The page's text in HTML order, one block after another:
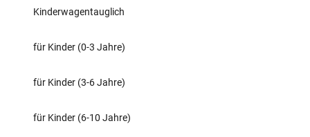
Kinderwagentauglich
für Kinder (0-3 Jahre)
für Kinder (3-6 Jahre)
für Kinder (6-10 Jahre)